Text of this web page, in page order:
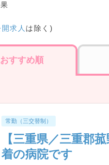
求人 は除く)
おすすめ順
常勤（三交替制）
【三重県／三重郡
着の病院です